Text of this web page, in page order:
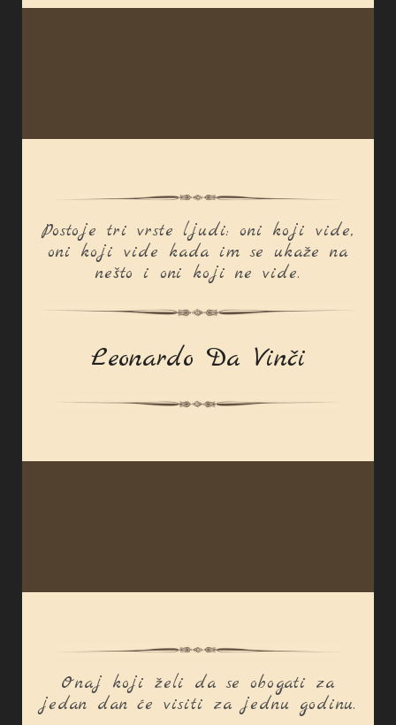
Postoje tri vrste ljudi: oni koji vide,
oni koji vide kada im se ukaže na
nešto i oni koji ne vide.
Leonardo Da Vinči
Onaj koji želi da se obogati za
jedan dan će visiti za jednu godinu.